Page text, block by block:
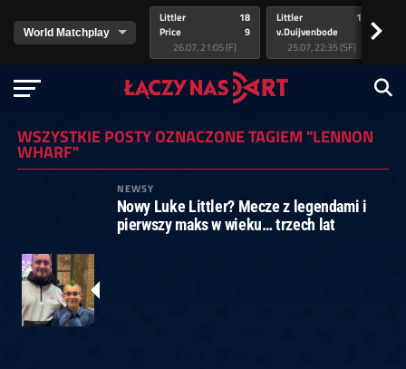
Littler
Price
18
9
26.07, 21:05 (F)
Littler
v.Duijvenbode
17
25.07, 22:35 (SF)
>
WSZYSTKIE POSTY OZNACZONE TAGIEM "LENNON
WHARF"
NEWSY
Nowy Luke Littler? Mecze z legendami i
pierwszy maks w wieku… trzech lat